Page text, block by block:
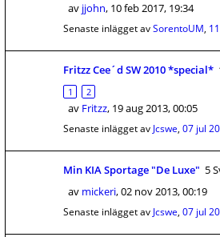
av jjohn, 10 feb 2017, 19:34
Senaste inlägget avSorentoUM,
Fritzz Cee´d SW 2010 *special*
1 2
av Fritzz, 19 aug 2013, 00:05
Senaste inlägget av Jcswe, 07 jul
Min KIA Sportage "De Luxe" 5
av mickeri,02 nov 2013, 00:19
Senaste inlägget av Jcswe, 07 jul